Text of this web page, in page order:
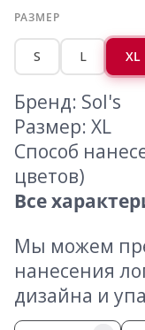
РАЗМЕР
S L XL
Бренд: Sol's
Размер: XL
Способ
цветов)
Все
Мы можем
нанесения
дизайна и